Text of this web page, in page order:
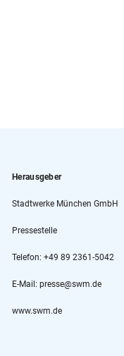
Herausgeber
Stadtwerke München GmbH
Pressestelle
Telefon: +49 89 2361-5042
E-Mail: presse@swm.de
www.swm.de